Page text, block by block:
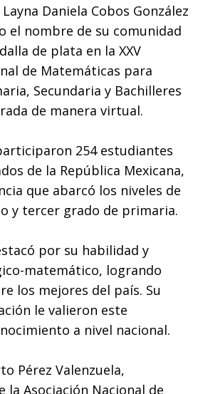
A
p
p
n
g
e
r
Li
n
k
ar
ti
r
Daniela Cobos González
el nombre de su comunidad
de plata en la XXV
de Matemáticas para
Secundaria y Bachilleres
de manera virtual.
254 estudiantes
de la República Mexicana,
que abarcó los niveles de
y tercer grado de primaria.
por su habilidad y
matemático, logrando
los mejores del país. Su
le valieron este
a nivel nacional.
Pérez Valenzuela,
la Asociación Nacional de